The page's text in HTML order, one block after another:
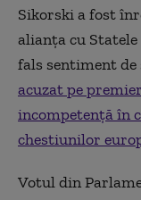
Sikorski a fost
alianţa cu
fals sentiment de
acuzat pe
incompetenţă în
chestiunilor
Votul din